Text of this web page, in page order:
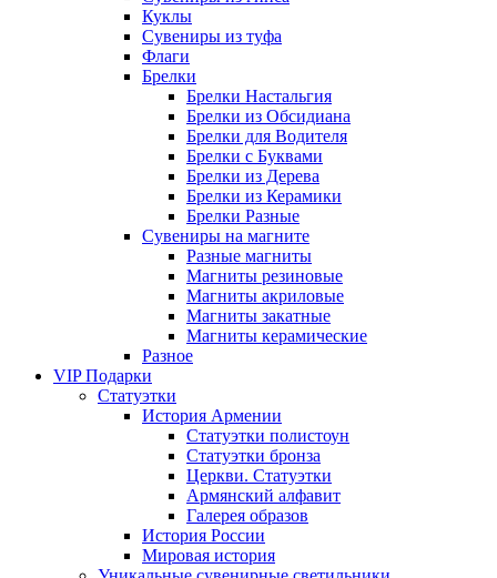
Куклы
Сувениры из туфа
Флаги
Брелки
Брелки Настальгия
Брелки из Обсидиана
Брелки для Водителя
Брелки с Буквами
Брелки из Дерева
Брелки из Керамики
Брелки Разные
Сувениры на магните
Разные магниты
Магниты резиновые
Магниты акриловые
Магниты закатные
Магниты керамические
Разное
VIP Подарки
Статуэтки
История Армении
Статуэтки полистоун
Статуэтки бронза
Церкви. Статуэтки
Армянский алфавит
Галерея образов
История России
Мировая история